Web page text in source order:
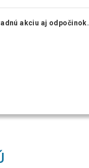
akciu aj odpočinok.